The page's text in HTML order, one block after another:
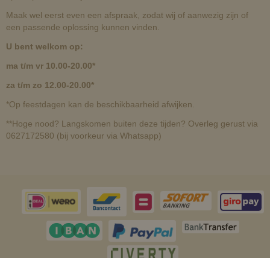
Maak wel eerst even een afspraak, zodat wij of aanwezig zijn of
een passende oplossing kunnen vinden.
U bent welkom op:
ma t/m vr 10.00-20.00*
za t/m zo 12.00-20.00*
*Op feestdagen kan de beschikbaarheid afwijken.
**Hoge nood? Langskomen buiten deze tijden? Overleg gerust via
0627172580 (bij voorkeur via Whatsapp)